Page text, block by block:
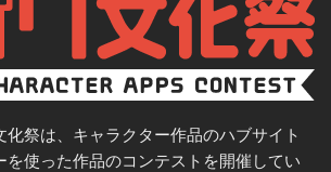
化祭は、キャラクター作品のハブサイト
を使った作品のコンテストを開催してい